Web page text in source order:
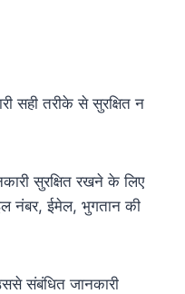
सही तरीके से सुरक्षित न
सुरक्षित रखने के लिए
नंबर, ईमेल, भुगतान की
संबंधित जानकारी